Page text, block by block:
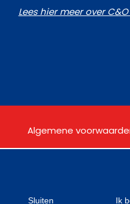
Lees hier meer over
Algemene
Sluiten Ik